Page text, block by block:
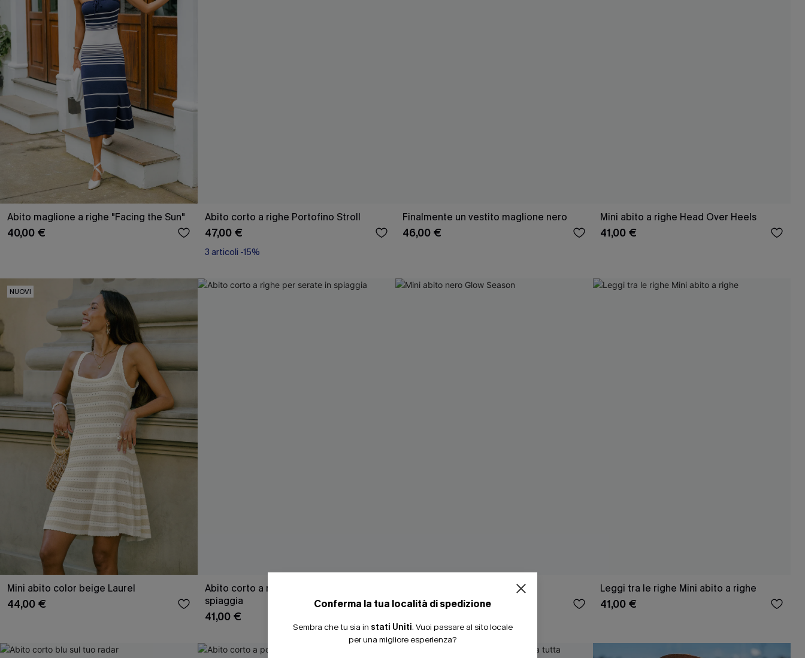
Abito maglione a righe "Facing the Sun"
40,00 €
Abito corto a righe Portofino Stroll
47,00 €
3 articoli -15%
Finalmente un vestito maglione nero
46,00 €
Mini abito a righe Head Over Heels
41,00 €
NUOVI
Mini abito color beige Laurel
44,00 €
Abito corto a righe per serate in
spiaggia
41,00 €
Mini abito nero Glow Season
38,00 €
Leggi tra le righe Mini abito a righe
41,00 €
Conferma la tua località di spedizione
Sembra che tu sia in stati Uniti. Vuoi passare al sito locale
per una migliore esperienza?
20% DI SCONTO SU 2 O PIÙ ARTICOLI